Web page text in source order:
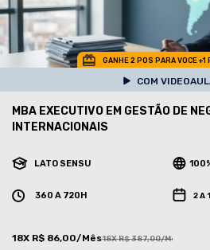
GANHE 2 POS PARA VOCE +1
COM
MBA EXECUTIVO EM GESTÃO DE
INTERNACIONAIS
LATO SENSU
360 A 720H 2 A
18X R$ 86,00/Mês18X R$ 387,00/Mês